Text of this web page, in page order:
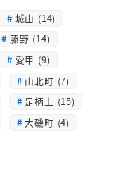
城山 (14)
藤野 (14)
愛甲 (9)
山北町 (7)
足柄上 (15)
大磯町 (4)